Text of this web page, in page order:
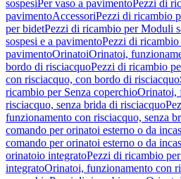
sospesiPer vaso a pavimentoPezzi di
pavimentoAccessoriPezzi di ricambio
per bidetPezzi di ricambio per Moduli
sospesi e a pavimentoPezzi di ricambio
pavimentoOrinatoiOrinatoi,
bordo di risciacquoPezzi di ricambio
con risciacquo, con bordo di risciacquo
ricambio per Senza coperchioOrinatoi,
risciacquo, senza brida di risciacquo
funzionamento con risciacquo, senza
comando per orinatoi esterno o da
comando per orinatoi esterno o da
orinatoio integratoPezzi di ricambio
integratoOrinatoi, funzionamento con